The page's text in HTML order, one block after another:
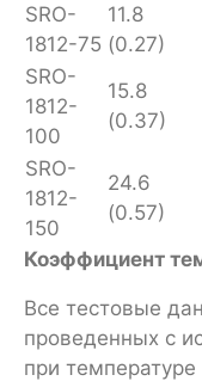
SRO-
1812-75
11.8
(0.27)
SRO-
1812-
100
15.8
(0.37)
SRO-
1812-
150
24.6
(0.57)
Коэффициент
Все тестовые
проведенных с
при